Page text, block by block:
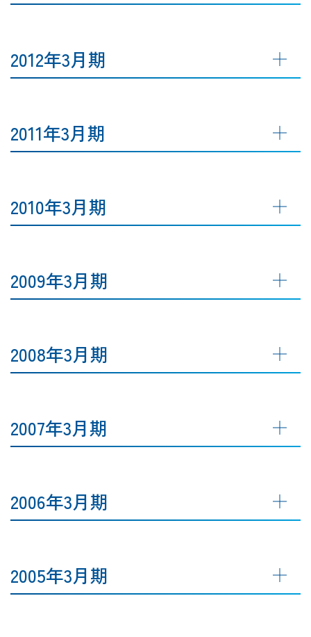
2012年3月期
2011年3月期
2010年3月期
2009年3月期
2008年3月期
2007年3月期
2006年3月期
2005年3月期